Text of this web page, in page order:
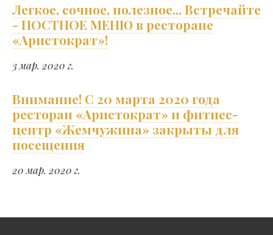
​​Легкое, сочное, полезное... Встречайте
- ПОСТНОЕ МЕНЮ в ресторане
«Аристократ»!
3 мар. 2020 г.
Внимание! С 20 марта 2020 года
ресторан «Аристократ» и фитнес-
центр «Жемчужина» закрыты для
посещения
20 мар. 2020 г.